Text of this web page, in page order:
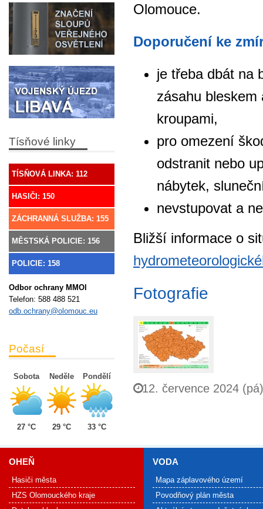
Tísňové linky
TÍSŇOVÁ LINKA: 112
HASIČI: 150
ZÁCHRANNÁ SLUŽBA: 155
MĚSTSKÁ POLICIE: 156
POLICIE: 158
Odbor ochrany MMOl
Telefon: 588 488 521
odb.ochrany@olomouc.eu
Počasí
Sobota
27 °C
Neděle
29 °C
Pondělí
33 °C
Olomouce.
Doporučení ke
je třeba dbát na
zásahu
kroupami,
pro omezení
odstranit nebo
nábytek,
nevstupovat a
Bližší informace o
Fotografie
12. července 2024 (pá)
OHEŇ
Hasiči města
HZS Olomouckého kraje
VODA
Mapa záplavového území
Povodňový plán města